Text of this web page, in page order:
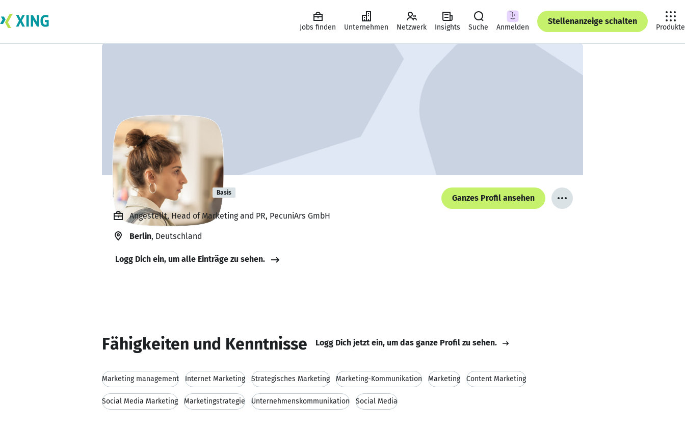
Jobs finden Unternehmen Netzwerk Insights Suche Anmelden
Stellenanzeige schalten
Produkte
Nino Silagadze Basis
Ganzes Profil ansehen
Angestellt, Head of Marketing and PR, PecuniArs GmbH
Berlin, Deutschland
Logg Dich ein, um alle Einträge zu sehen.
Fähigkeiten und Kenntnisse Logg Dich jetzt ein, um das ganze Profil zu sehen.
Marketing management Internet Marketing Strategisches Marketing Marketing-Kommunikation Marketing Content Marketing
Social Media Marketing Marketingstrategie Unternehmenskommunikation Social Media